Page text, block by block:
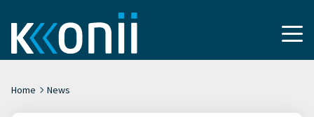
Home News